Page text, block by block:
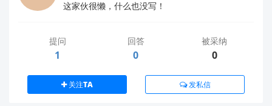
使用示波器监测传感器电源引脚，观察开关继电
器时的噪声幅度
SMAJ5.0A）防止浪涌
这家伙很懒，什么也没写！
提问
1
回答
0
被采纳
0
关注TA 发私信